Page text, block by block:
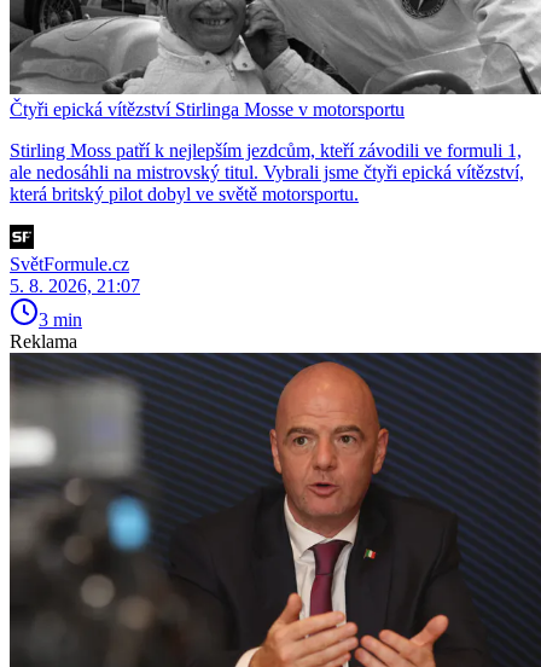
Čtyři epická vítězství Stirlinga Mosse v motorsportu
Stirling Moss patří k nejlepším jezdcům, kteří závodili ve formuli 1,
ale nedosáhli na mistrovský titul. Vybrali jsme čtyři epická vítězství,
která britský pilot dobyl ve světě motorsportu.
SvětFormule.cz
5. 8. 2026, 21:07
3 min
Reklama